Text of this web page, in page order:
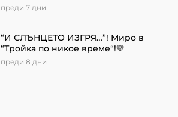
преди 7 дни
“И СЛЪНЦЕТО ИЗГРЯ…”! Миро в
“Тройка по никое време“!💛
преди 8 дни